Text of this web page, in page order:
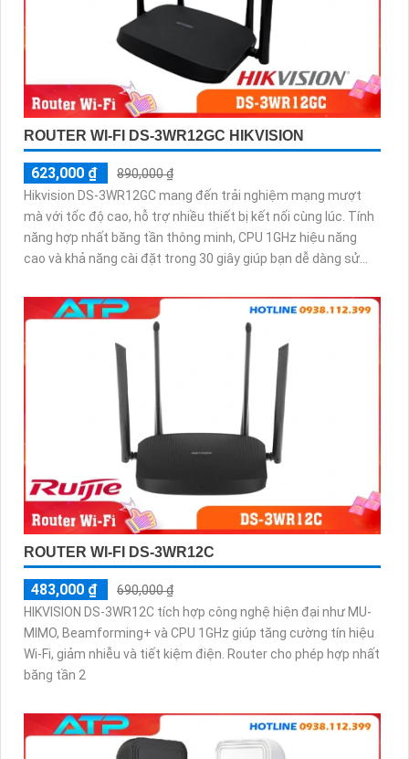
ROUTER WI-FI DS-3WR12GC HIKVISION
623,000 ₫
890,000 ₫
Hikvision DS-3WR12GC mang đến trải nghiệm mạng mượt
mà với tốc độ cao, hỗ trợ nhiều thiết bị kết nối cùng lúc. Tính
năng hợp nhất băng tần thông minh, CPU 1GHz hiệu năng
cao và khả năng cài đặt trong 30 giây giúp bạn dễ dàng sử
ROUTER WI-FI DS-3WR12C
483,000 ₫
690,000 ₫
HIKVISION DS-3WR12C tích hợp công nghệ hiện đại như MU-
MIMO, Beamforming+ và CPU 1GHz giúp tăng cường tín hiệu
Wi-Fi, giảm nhiễu và tiết kiệm điện. Router cho phép hợp nhất
băng tần 2